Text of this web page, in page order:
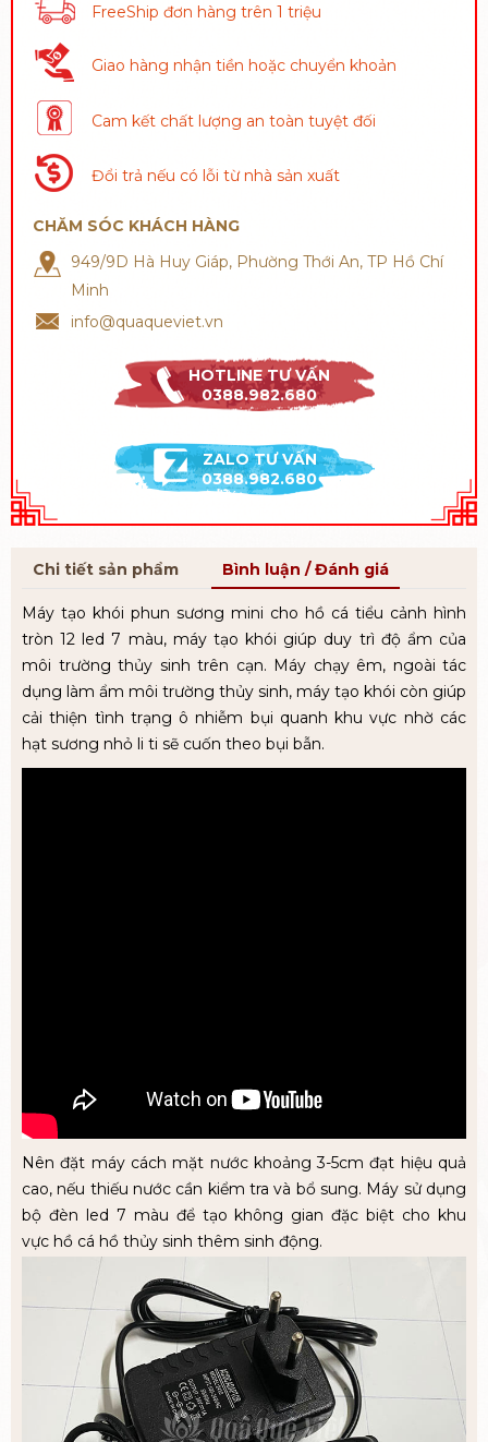
FreeShip đơn hàng trên 1 triệu
Giao hàng nhận tiền hoặc chuyển khoản
Cam kết chất lượng an toàn tuyệt đối
Đổi trả nếu có lỗi từ nhà sản xuất
CHĂM SÓC KHÁCH HÀNG
949/9D Hà Huy Giáp, Phường Thới An, TP Hồ Chí
Minh
info@quaqueviet.vn
HOTLINE TƯ VẤN
0388.982.680
ZALO TƯ VẤN
0388.982.680
Chi tiết sản phẩm Bình luận / Đánh giá
Máy tạo khói phun sương mini cho hồ cá tiểu cảnh hình
tròn 12 led 7 màu, máy tạo khói giúp duy trì độ ẩm của
môi trường thủy sinh trên cạn. Máy chạy êm, ngoài tác
dụng làm ẩm môi trường thủy sinh, máy tạo khói còn giúp
cải thiện tình trạng ô nhiễm bụi quanh khu vực nhờ các
hạt sương nhỏ li ti sẽ cuốn theo bụi bẫn.
Nên đặt máy cách mặt nước khoảng 3-5cm đạt hiệu quả
cao, nếu thiếu nước cần kiểm tra và bổ sung. Máy sử dụng
bộ đèn led 7 màu để tạo không gian đặc biệt cho khu
vực hồ cá hồ thủy sinh thêm sinh động.